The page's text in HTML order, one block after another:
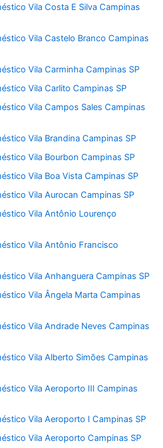
Vila Costa E Silva Campinas
Vila Castelo Branco Campinas
Vila Carminha Campinas SP
Vila Carlito Campinas SP
Vila Campos Sales Campinas
Vila Brandina Campinas SP
Vila Bourbon Campinas SP
Vila Boa Vista Campinas SP
Vila Aurocan Campinas SP
Vila Antônio Lourenço
Vila Antônio Francisco
Vila Anhanguera Campinas SP
Vila Ângela Marta Campinas
Vila Andrade Neves Campinas
Vila Alberto Simões Campinas
Vila Aeroporto III Campinas
Vila Aeroporto I Campinas SP
Vila Aeroporto Campinas SP